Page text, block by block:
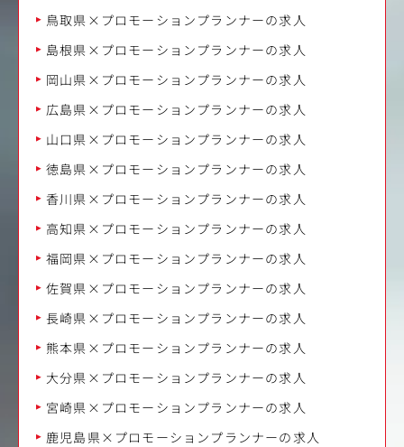
鳥取県×プロモーションプランナーの求人
島根県×プロモーションプランナーの求人
岡山県×プロモーションプランナーの求人
広島県×プロモーションプランナーの求人
山口県×プロモーションプランナーの求人
徳島県×プロモーションプランナーの求人
香川県×プロモーションプランナーの求人
高知県×プロモーションプランナーの求人
福岡県×プロモーションプランナーの求人
佐賀県×プロモーションプランナーの求人
長崎県×プロモーションプランナーの求人
熊本県×プロモーションプランナーの求人
大分県×プロモーションプランナーの求人
宮崎県×プロモーションプランナーの求人
鹿児島県×プロモーションプランナーの求人